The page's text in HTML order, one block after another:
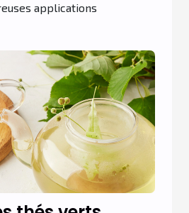
applications